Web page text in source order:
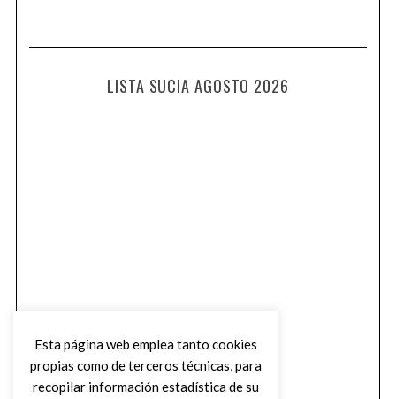
LISTA SUCIA AGOSTO 2026
Esta página web emplea tanto cookies
propias como de terceros técnicas, para
recopilar información estadística de su